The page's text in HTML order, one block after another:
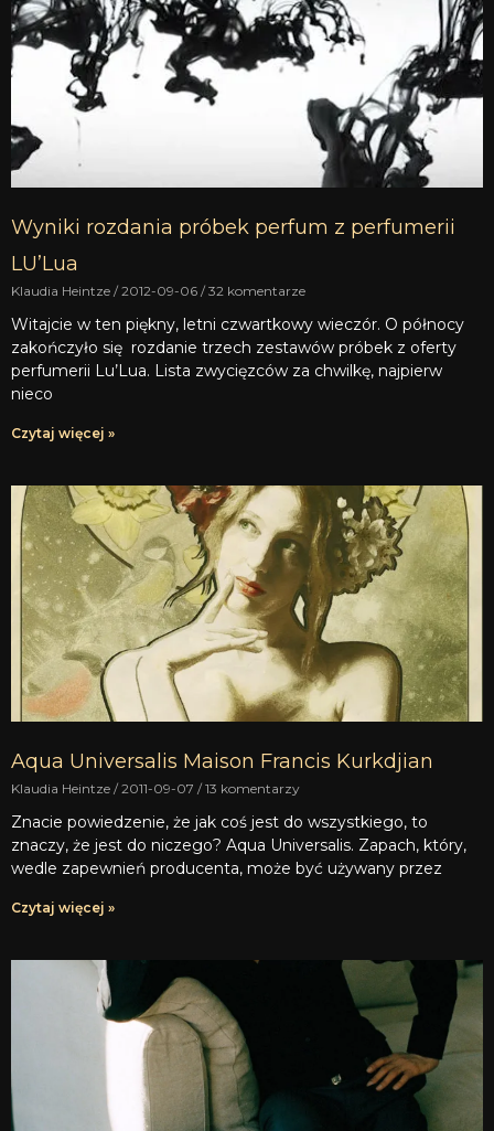
Wyniki rozdania próbek perfum z perfumerii
LU’Lua
Klaudia Heintze 2012-09-06 32 komentarze
Witajcie w ten piękny, letni czwartkowy wieczór. O północy
zakończyło się rozdanie trzech zestawów próbek z oferty
perfumerii Lu’Lua. Lista zwycięzców za chwilkę, najpierw
nieco
Czytaj więcej »
Aqua Universalis Maison Francis Kurkdjian
Klaudia Heintze 2011-09-07 13 komentarzy
Znacie powiedzenie, że jak coś jest do wszystkiego, to
znaczy, że jest do niczego? Aqua Universalis. Zapach, który,
wedle zapewnień producenta, może być używany przez
Czytaj więcej »